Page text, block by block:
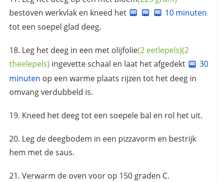
bestoven werkvlak en kneed het
10 minuten
tot een soepel glad deeg.
Leg het deeg in een met olijfolie(2 eetlepels)(2
theelepels) ingevette schaal en laat het afgedekt
30
minuten op een warme plaats rijzen tot het deeg in
omvang verdubbeld is.
Kneed het deeg tot een soepele bal en rol het uit.
Leg de deegbodem in een pizzavorm en bestrijk
hem met de saus.
Verwarm de oven voor op 150 graden C.